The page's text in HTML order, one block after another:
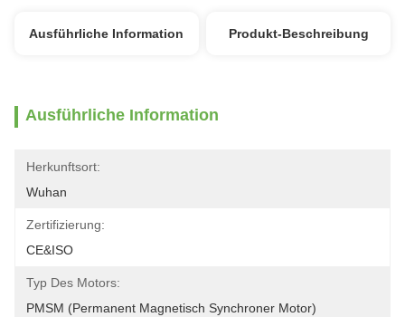
Ausführliche Information Produkt-Beschreibung
Ausführliche Information
Herkunftsort:
Wuhan
Zertifizierung:
CE&ISO
Typ Des Motors:
PMSM (permanent Magnetisch Synchroner Motor)